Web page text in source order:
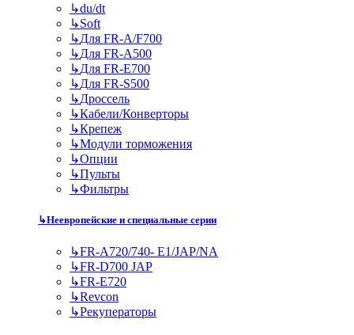
↳du/dt
↳Soft
↳Для FR-A/F700
↳Для FR-A500
↳Для FR-E700
↳Для FR-S500
↳Дроссель
↳Кабели/Конверторы
↳Крепеж
↳Модули торможения
↳Опции
↳Пульты
↳Фильтры
↳Неевропейские и специальные серии
↳FR-A720/740- E1/JAP/NA
↳FR-D700 JAP
↳FR-E720
↳Revcon
↳Рекуператоры